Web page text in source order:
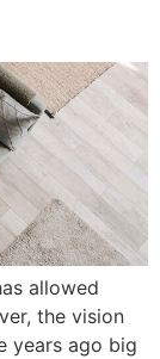
allowed
the vision
years ago big